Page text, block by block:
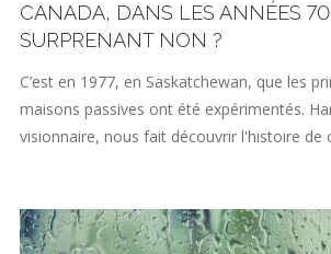
CANADA, DANS LES ANNÉES 70.
SURPRENANT NON ?
C’est en 1977, en Saskatchewan, que les
maisons passives ont été expérimentés.
visionnaire, nous fait découvrir l'histoire de